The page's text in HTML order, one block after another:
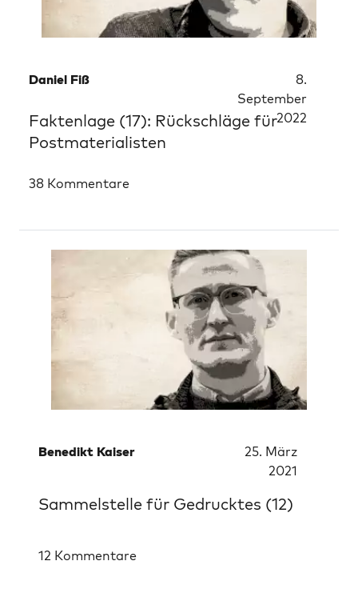
Daniel Fiß
8.
September
2022
Faktenlage (17): Rückschläge für
Postmaterialisten
38 Kommentare
Benedikt Kaiser
25. März
2021
Sammelstelle für Gedrucktes (12)
12 Kommentare